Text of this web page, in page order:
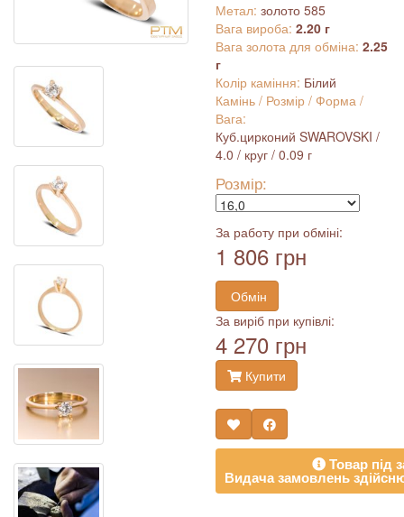
Метал: золото 585
Вага вироба: 2.20 г
Вага золота для обміна: 2.25
г
Колір каміння: Білий
Камінь / Розмір / Форма /
Вага:
Куб.цирконий SWAROVSKI /
4.0 / круг / 0.09 г
Розмір:
За работу при обміні:
1 806 грн
Обмін
За виріб при купівлі:
4 270 грн
Купити
Товар під
Видача замовлень